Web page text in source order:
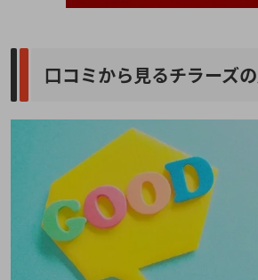
口コミから見るチラーズ